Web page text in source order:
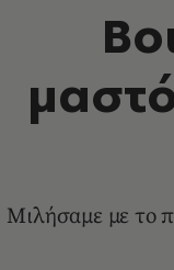
Μιλήσαμε με το